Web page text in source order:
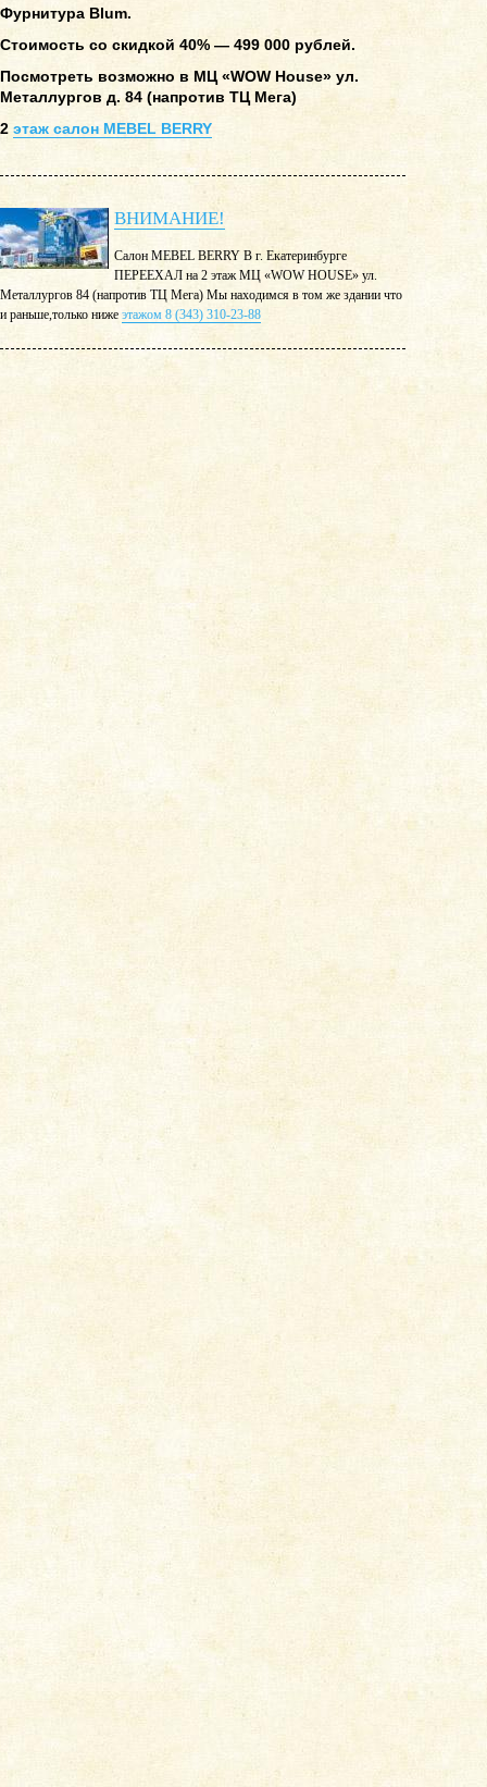
Фурнитура Blum.
Стоимость со скидкой 40% — 499 000 рублей.
Посмотреть возможно в МЦ «WOW House» ул.
Металлургов д. 84 (напротив ТЦ Мега)
2 этаж салон MEBEL BERRY
ВНИМАНИЕ!
Салон MEBEL BERRY В г. Екатеринбурге
ПЕРЕЕХАЛ на 2 этаж МЦ «WOW HOUSE» ул.
Металлургов 84 (напротив ТЦ Мега) Мы находимся в том же здании что
и раньше,только ниже этажом 8 (343) 310-23-88